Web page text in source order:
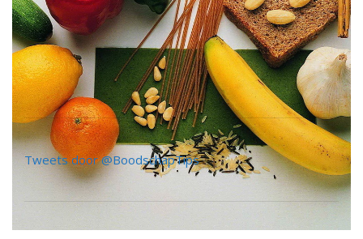
Tweets door @BoodschapTips